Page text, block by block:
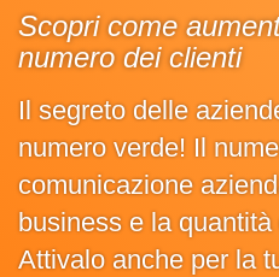
Scopri come
numero dei clienti
Il segreto delle
numero verde! Il
comunicazione
business e la
Attivalo anche per la